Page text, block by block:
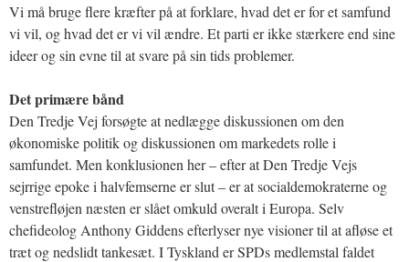
Vi må bruge flere kræfter på at forklare, hvad det er for et samfund
vi vil, og hvad det er vi vil ændre. Et parti er ikke stærkere end sine
ideer og sin evne til at svare på sin tids problemer.
Det primære bånd
Den Tredje Vej forsøgte at nedlægge diskussionen om den
økonomiske politik og diskussionen om markedets rolle i
samfundet. Men konklusionen her – efter at Den Tredje Vejs
sejrrige epoke i halvfemserne er slut – er at socialdemokraterne og
venstrefløjen næsten er slået omkuld overalt i Europa. Selv
chefideolog Anthony Giddens efterlyser nye visioner til at afløse et
træt og nedslidt tankesæt. I Tyskland er SPDs medlemstal faldet